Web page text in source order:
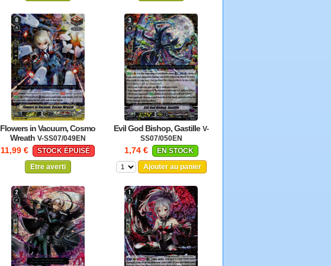
Flowers in Vacuum, Cosmo
Wreath V-SS07/049EN
11,99 €
STOCK ÉPUISÉ
Etre averti
Evil God Bishop, Gastille V-
SS07/050EN
1,74 €
EN STOCK
Ajouter au panier